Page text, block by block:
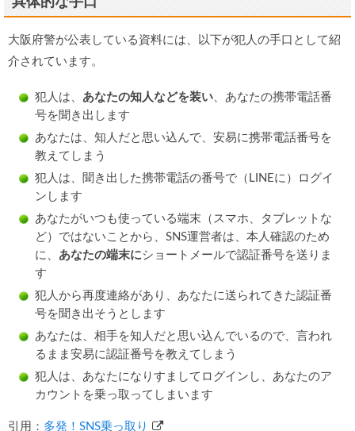
大阪府警が公表している資料には、以下が犯人の手口として紹
介されています。
犯人は、 あなたの知人などを装い、あなたの携帯電話番
号を聞き出します
あなたは、知人だと思い込んで、安易に携帯電話番号を
教えてしまう
犯人は、聞き出した携帯電話の番号で（LINEに）ログイ
ンします
あなたがいつも使っている端末（スマホ、タブレットな
ど）ではないことから、SNS運営者は、本人確認のため
に、 あなたの端末にショートメールで認証番号を送りま
す
犯人から再度連絡があり、あなたに送られてきた認証番
号を聞き出そうとします
あなたは、相手を知人だと思い込んでいるので、言われ
るまま安易に認証番号を教えてしまう
犯人は、あなたになりすましてログインし、あなたのア
カウントを乗っ取ってしまいます
引用： 多発！SNS乗っ取り